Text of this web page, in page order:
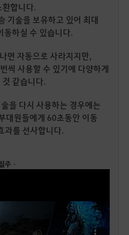
환합니다.
기술을 보유하고 있어 최대
동하실 수 있습니다.
면 자동으로 사라지지만,
씩 사용할 수 있기에 다양하게
것 같습니다.
을 다시 사용하는 경우에는
대원들에게 60초동안 이동
과를 선사합니다.
주 ·